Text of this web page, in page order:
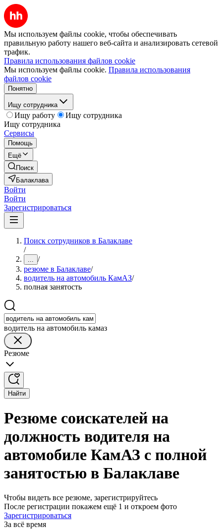
Мы используем файлы cookie, чтобы обеспечивать
правильную работу нашего веб-сайта и анализировать сетевой
трафик.
Правила использования файлов cookie
Мы используем файлы cookie. Правила использования
файлов cookie
Понятно
Ищу сотрудника
Ищу работу
Ищу сотрудника
Ищу сотрудника
Сервисы
Помощь
Ещё
Поиск
Балаклава
Войти
Войти
Зарегистрироваться
Поиск сотрудников в Балаклаве
/
... /
резюме в Балаклаве/
водитель на автомобиль КамАЗ/
полная занятость
водитель на автомобиль камаз
Резюме
Найти
Резюме соискателей на
должность водителя на
автомобиле КамАЗ с полной
занятостью в Балаклаве
Чтобы видеть все резюме, зарегистрируйтесь
После регистрации покажем ещё 1 и откроем фото
Зарегистрироваться
За всё время